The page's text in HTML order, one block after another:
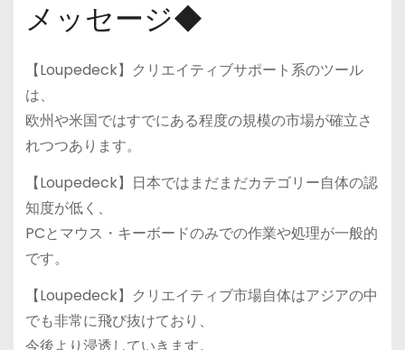
メッセージ◆
【Loupedeck】クリエイティブサポート系のツール
は、
欧州や米国ではすでにある程度の規模の市場が確立さ
れつつあります。
【Loupedeck】日本ではまだまだカテゴリー自体の認
知度が低く、
PCとマウス・キーボードのみでの作業や処理が一般的
です。
【Loupedeck】クリエイティブ市場自体はアジアの中
でも非常に飛び抜けており、
今後より浸透していきます。